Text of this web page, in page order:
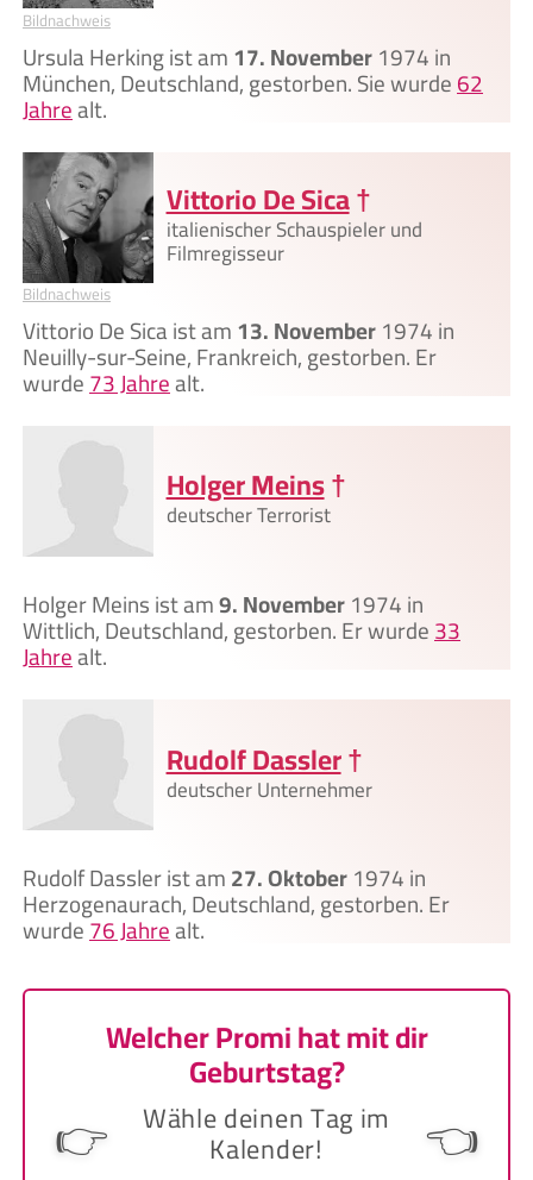
Bildnachweis
Ursula Herking ist am17. November1974 in
München, Deutschland, gestorben. Sie wurde62
Jahrealt.
Bildnachweis
Vittorio De Sica†
italienischer Schauspieler und
Filmregisseur
Vittorio De Sica ist am13. November1974 in
Neuilly-sur-Seine, Frankreich, gestorben. Er
wurde73 Jahrealt.
Holger Meins†
deutscher Terrorist
Holger Meins ist am9. November1974 in
Wittlich, Deutschland, gestorben. Er wurde33
Jahrealt.
Rudolf Dassler†
deutscher Unternehmer
Rudolf Dassler ist am27. Oktober1974 in
Herzogenaurach, Deutschland, gestorben. Er
wurde76 Jahrealt.
Welcher Promi hat mit dir
Geburtstag?
👉 Wähle deinen Tag im
Kalender! 👈